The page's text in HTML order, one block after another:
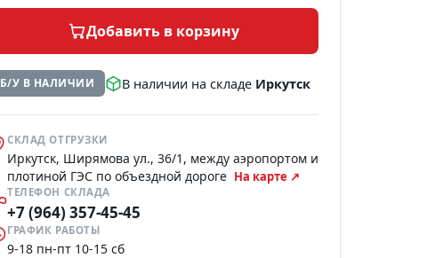
Добавить в корзину
Б/У В НАЛИЧИИ В наличии на складе Иркутск
СКЛАД ОТГРУЗКИ
Иркутск, Ширямова ул., 36/1, между аэропортом и
плотиной ГЭС по объездной дороге На карте ↗
ТЕЛЕФОН СКЛАДА
+7 (964) 357-45-45
ГРАФИК РАБОТЫ
9-18 пн-пт 10-15 сб